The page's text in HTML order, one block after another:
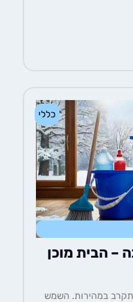
כללי
מוכן
השמש